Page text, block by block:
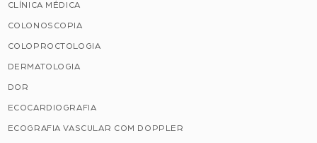
CLÍNICA MÉDICA
COLONOSCOPIA
COLOPROCTOLOGIA
DERMATOLOGIA
DOR
ECOCARDIOGRAFIA
ECOGRAFIA VASCULAR COM DOPPLER